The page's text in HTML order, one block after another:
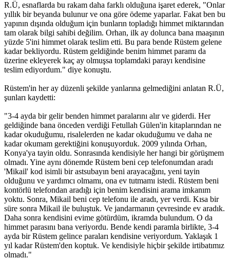
R.Ü, esnaflarda bu rakam daha farklı olduğuna işaret ederek, "Onlar
yıllık bir beyanda bulunur ve ona göre ödeme yaparlar. Fakat ben bu
yapının dışında olduğum için bunların topladığı himmet miktarından
tam olarak bilgi sahibi değilim. Orhan, ilk ay dolunca bana maaşının
yüzde 5'ini himmet olarak teslim etti. Bu para bende Rüstem gelene
kadar bekliyordu. Rüstem geldiğinde benim himmet paramı da
üzerine ekleyerek kaç ay olmuşsa toplamdaki parayı kendisine
teslim ediyordum." diye konuştu.
Rüstem'in her ay düzenli şekilde yanlarına gelmediğini anlatan R.Ü,
şunları kaydetti:
"3-4 ayda bir gelir benden himmet paralarını alır ve giderdi. Her
geldiğinde bana önceden verdiği Fetullah Gülen'in kitaplarından ne
kadar okuduğumu, risalelerden ne kadar okuduğumu ve daha ne
kadar okumam gerektiğini konuşuyorduk. 2009 yılında Orhan,
Konya'ya tayin oldu. Sonrasında kendisiyle her hangi bir görüşmem
olmadı. Yine aynı dönemde Rüstem beni cep telefonumdan aradı
'Mikail' kod isimli bir astsubayın beni arayacağını, yeni tayin
olduğunu ve yardımcı olmamı, ona ev tutmamı istedi. Rüstem beni
kontörlü telefondan aradığı için benim kendisini arama imkanım
yoktu. Sonra, Mikail beni cep telefonu ile aradı, yer verdi. Kısa bir
süre sonra Mikail ile buluştuk. Ve jandarmanın çevresinde ev aradık.
Daha sonra kendisini evime götürdüm, ikramda bulundum. O da
himmet parasını bana veriyordu. Bende kendi paramla birlikte, 3-4
ayda bir Rüstem gelince paraları kendisine veriyordum. Yaklaşık 1
yıl kadar Rüstem'den koptuk. Ve kendisiyle hiçbir şekilde irtibatımız
olmadı."